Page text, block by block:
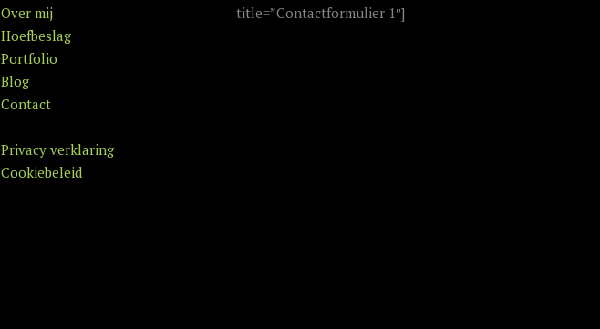
Over mij
Hoefbeslag
Portfolio
Blog
Contact
Privacy verklaring
Cookiebeleid
title=”Contactformulier 1″]